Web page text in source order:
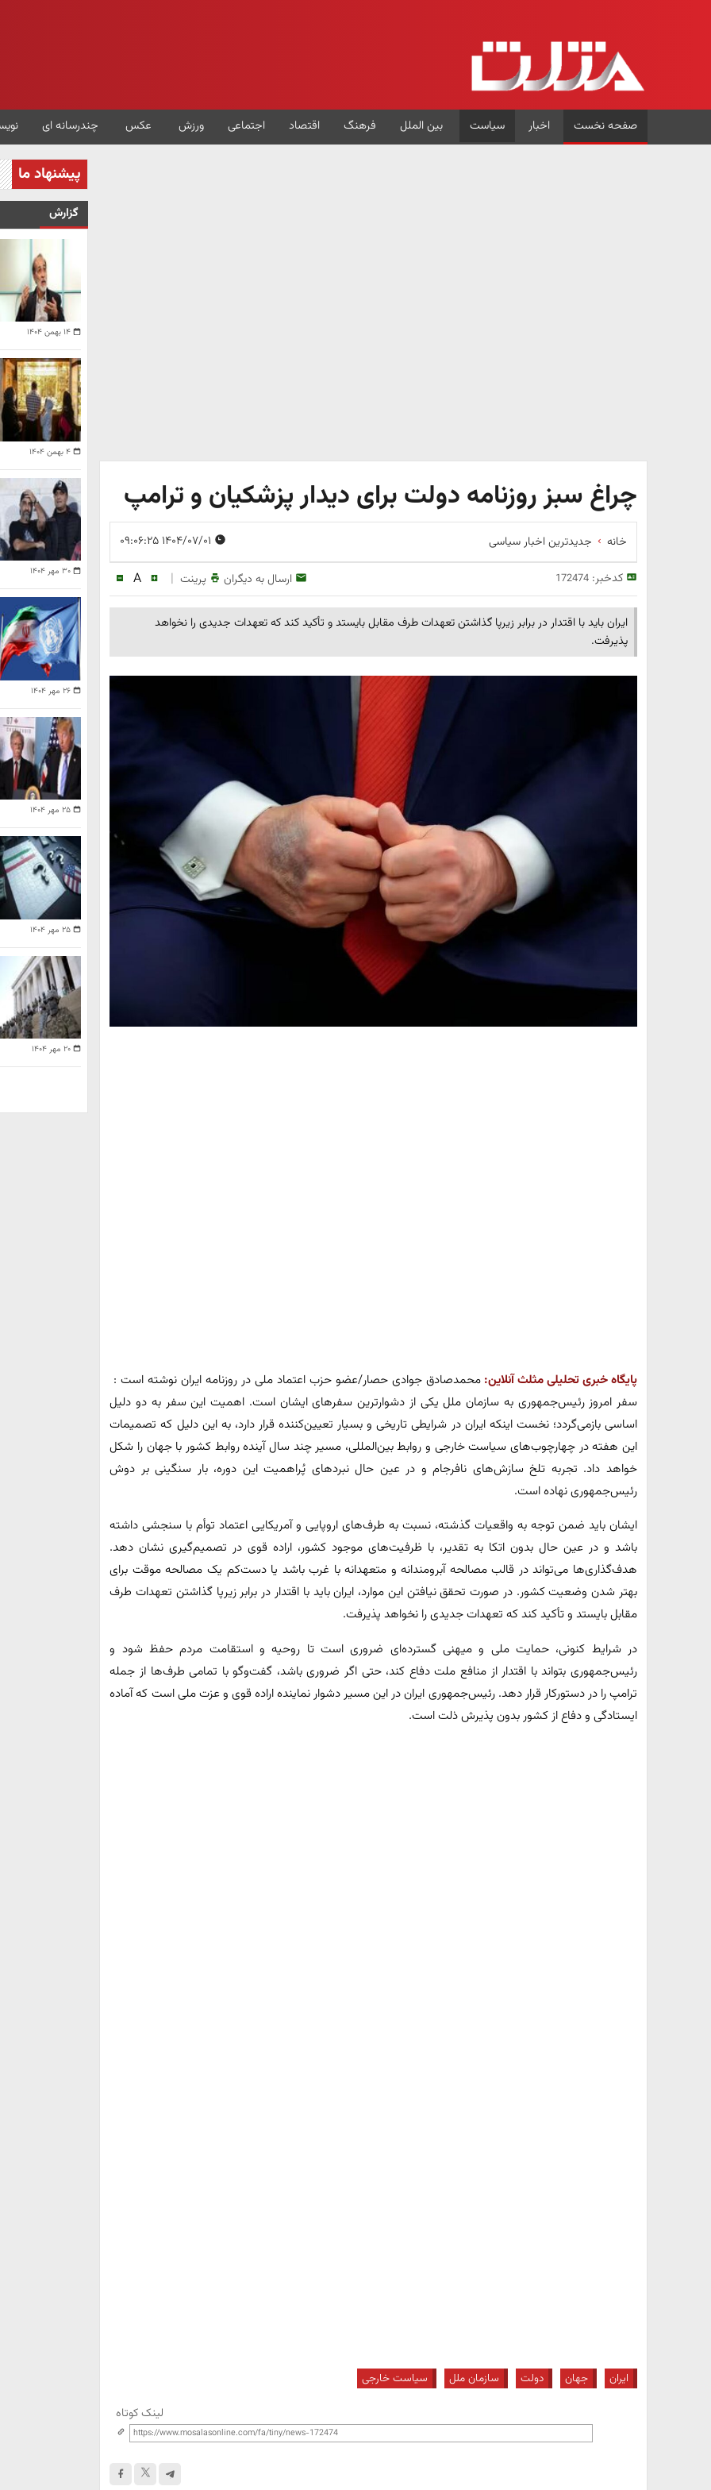
صفحه نخست اخبار سیاست بین الملل فرهنگ اقتصاد اجتماعی ورزش عکس چندرسانه ای
چراغ سبز روزنامه دولت برای دیدار پزشکیان و ترامپ
خانه جدیدترین اخبار سیاسی
کدخبر:172474 ارسال به دیگران پرینت |
A
ایران باید با اقتدار در برابر زیرپا گذاشتن تعهدات طرف مقابل بایستد و تأکید کند که تعهدات جدیدی را نخواهد
پذیرفت.
پایگاه خبری تحلیلی مثلث آنلاین: محمدصادق جوادی حصار/عضو حزب اعتماد ملی در روزنامه ایران نوشته است :
سفر امروز رئیس‌جمهوری به سازمان ملل یکی از دشوارترین سفرهای ایشان است. اهمیت این سفر به دو دلیل
اساسی بازمی‌گردد؛ نخست اینکه ایران در شرایطی تاریخی و بسیار تعیین‌کننده قرار دارد، به این دلیل که تصمیمات
این هفته در چهارچوب‌های سیاست خارجی و روابط بین‌المللی، مسیر چند سال آینده روابط کشور با جهان را شکل
خواهد داد. تجربه تلخ سازش‌های نافرجام و در عین حال نبردهای پُراهمیت این دوره، بار سنگینی بر دوش
رئیس‌جمهوری نهاده است.
ایشان باید ضمن توجه به واقعیات گذشته، نسبت به طرف‌های اروپایی و آمریکایی اعتماد توأم با سنجشی داشته
باشد و در عین حال بدون اتکا به تقدیر، با ظرفیت‌های موجود کشور، اراده قوی در تصمیم‌گیری نشان دهد.
هدف‌گذاری‌ها می‌تواند در قالب مصالحه آبرومندانه و متعهدانه با غرب باشد یا دست‌کم یک مصالحه موقت برای
بهتر شدن وضعیت کشور. در صورت تحقق نیافتن این موارد، ایران باید با اقتدار در برابر زیرپا گذاشتن تعهدات طرف
مقابل بایستد و تأکید کند که تعهدات جدیدی را نخواهد پذیرفت.
در شرایط کنونی، حمایت ملی و میهنی گسترده‌ای ضروری است تا روحیه و استقامت مردم حفظ شود و
رئیس‌جمهوری بتواند با اقتدار از منافع ملت دفاع کند، حتی اگر ضروری باشد، گفت‌وگو با تمامی طرف‌ها از جمله
ترامپ را در دستورکار قرار دهد. رئیس‌جمهوری ایران در این مسیر دشوار نماینده اراده قوی و عزت ملی است که آماده
ایستادگی و دفاع از کشور بدون پذیرش ذلت است.
ایران جهان دولت سازمان ملل سیاست خارجی
لینک کوتاه
پیشنهاد ما
گزارش
۱۴ بهمن ۱۴۰۴
۴ بهمن ۱۴۰۴
۳۰ مهر ۱۴۰۴
۲۶ مهر ۱۴۰۴
۲۵ مهر ۱۴۰۴
۲۵ مهر ۱۴۰۴
۲۰ مهر ۱۴۰۴